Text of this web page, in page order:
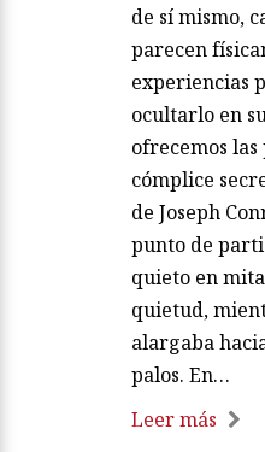
de sí mismo,
parecen
experiencias
ocultarlo en
ofrecemos
cómplice
de Joseph
punto de
quieto en
quietud,
alargaba
palos. En…
Leer más